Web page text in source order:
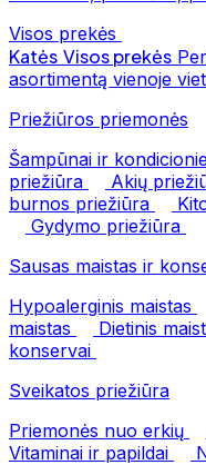
Visos prekės
Katės Visos prekės
asortimentą vienoje
Priežiūros priemonės
Šampūnai ir
priežiūra
Akių
burnos priežiūra
Gydymo priežiūra
Sausas maistas ir
Hypoalerginis maistas
maistas
Dietinis
konservai
Sveikatos priežiūra
Priemonės nuo erkių
Vitaminai ir papildai